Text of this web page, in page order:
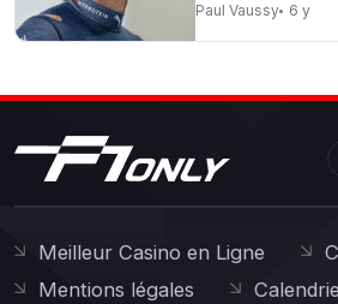
Paul Vaussy 6 y
Meilleur Casino en Ligne
Mentions légales